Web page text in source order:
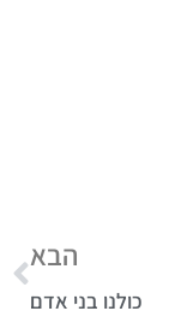
הבא
כולנו בני אדם